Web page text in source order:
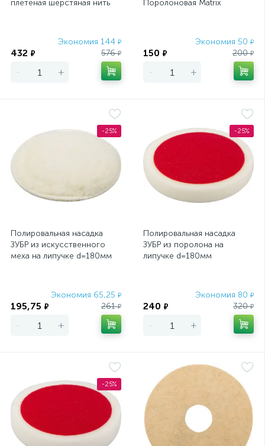
плетеная шерстяная нить
Экономия 144 ₽
432 ₽ 576₽
- +
Поролоновая Matrix
Экономия 50 ₽
150 ₽ 200₽
- +
-25%
Полировальная насадка
ЗУБР из искусственного
меха на липучке d=180мм
Экономия 65,25 ₽
195,75 ₽ 261₽
- +
-25%
Полировальная насадка
ЗУБР из поролона на
липучке d=180мм
Экономия 80 ₽
240 ₽ 320₽
- +
-25%